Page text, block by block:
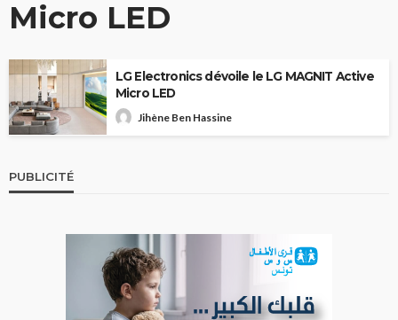
Micro LED
LG Electronics dévoile le LG MAGNIT Active
Micro LED
Jihène Ben Hassine
PUBLICITÉ